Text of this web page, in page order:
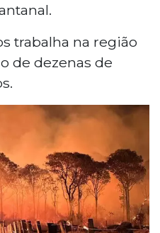
trabalha na região
de dezenas de